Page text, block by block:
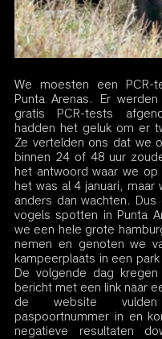
We moesten een PCR-
Punta Arenas. Er
gratis PCR-tests
hadden het geluk om er
Ze vertelden ons dat we
binnen 24 of 48 uur
het antwoord waar we
het was al 4 januari, maar
anders dan wachten. Dus
vogels spotten in Punta
we een hele grote
nemen en genoten we
kampeerplaats in een
De volgende dag
bericht met een link naar
de website
paspoortnummer in en
negatieve resultaten